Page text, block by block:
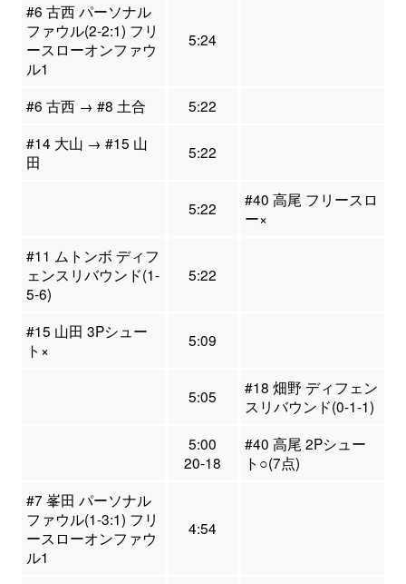
#6 古西 パーソナル
ファウル(2-2:1) フリ
ースローオンファウ
ル1
5:24
#6 古西 → #8 土合
5:22
#14 大山 → #15 山
田
5:22
5:22
#40 高尾 フリースロ
ー×
#11 ムトンボ ディフ
ェンスリバウンド(1-
5-6)
5:22
#15 山田 3Pシュー
ト×
5:09
5:05
#18 畑野 ディフェン
スリバウンド(0-1-1)
5:00
20-18
#40 高尾 2Pシュー
ト○(7点)
#7 峯田 パーソナル
ファウル(1-3:1) フリ
ースローオンファウ
ル1
4:54